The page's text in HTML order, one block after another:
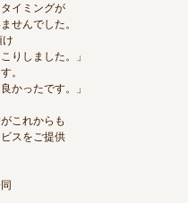
イミングが
せんでした。
りしました。」
。
かったです。」
これからも
スをご提供